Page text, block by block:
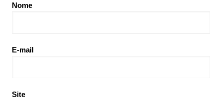
Nome
E-mail
Site